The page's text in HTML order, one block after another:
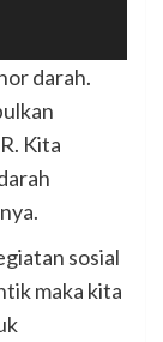
darah.
Kita
sosial
maka kita